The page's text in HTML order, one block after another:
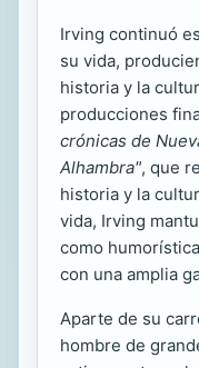
Irving continuó
su vida,
historia y la
producciones
crónicas de
Alhambra", que
historia y la
vida, Irving
como
con una amplia
Aparte de su
hombre de